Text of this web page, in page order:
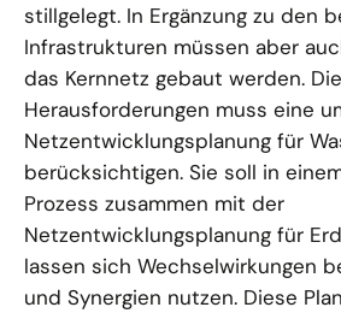
stillgelegt. In Ergänzung zu den
Infrastrukturen müssen aber
das Kernnetz gebaut werden.
Herausforderungen muss eine
Netzentwicklungsplanung für
berücksichtigen. Sie soll in
Prozess zusammen mit der
Netzentwicklungsplanung für
lassen sich Wechselwirkungen
und Synergien nutzen. Diese